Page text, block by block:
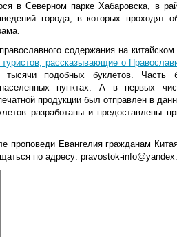
в Северном парке Хабаровска, в
города, в которых проходят
содержания на
рассказывающие о
тысячи подобных буклетов. Часть
пунктах. А в первых
продукции был отправлен в
разработаны и предоставлены
Евангелия гражданам
по адресу: pravostok-